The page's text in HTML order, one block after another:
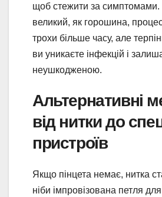
щоб стежити за
великий, як горошина,
трохи більше часу, але
ви уникаєте інфекцій і
неушкодженою.
Альтернативні
від нитки до
пристроїв
Якщо пінцета немає, нитка
ніби імпровізована петля